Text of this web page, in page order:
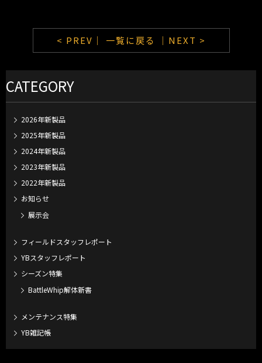
< PREV｜ 一覧に戻る ｜NEXT >
CATEGORY
2026年新製品
2025年新製品
2024年新製品
2023年新製品
2022年新製品
お知らせ
展示会
フィールドスタッフレポート
YBスタッフレポート
シーズン特集
BattleWhip解体新書
メンテナンス特集
YB雑記帳